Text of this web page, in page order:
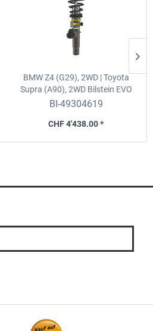
BMW Z4 (G29), 2WD | Toyota
Supra (A90), 2WD Bilstein EVO
SE Gewindefahrwerk
BI-49304619
CHF 4'438.00 *